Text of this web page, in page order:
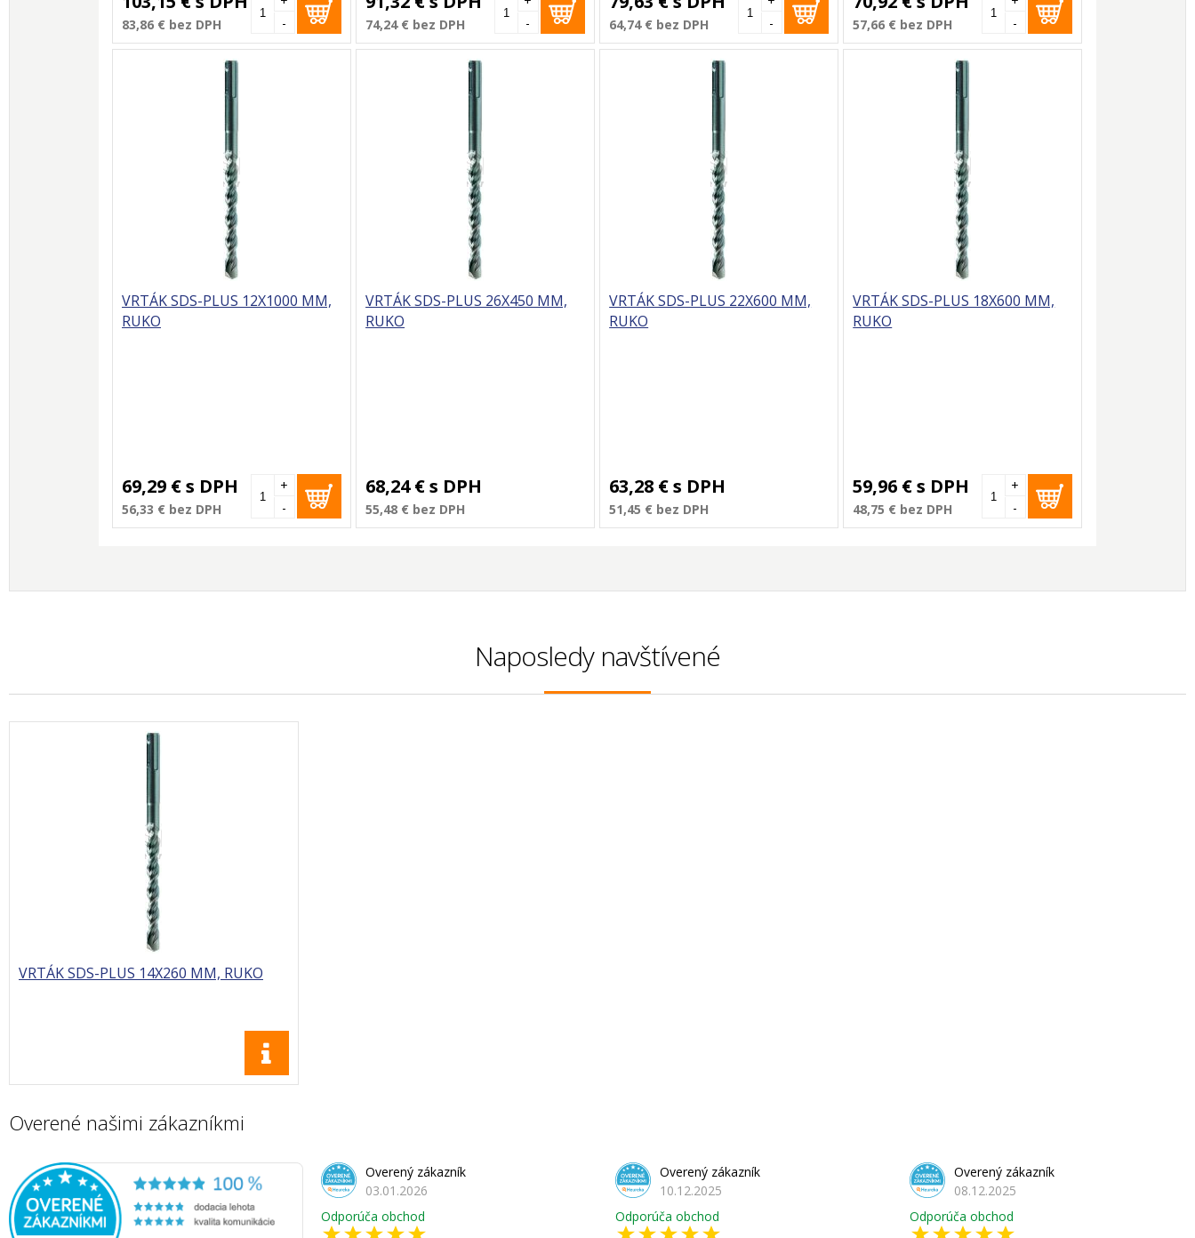
83,86 € bez DPH - 74,24 € bez DPH - 64,74 € bez DPH - 57,66 € bez DPH -
VRTÁK SDS-PLUS 12X1000 MM,
RUKO
69,29 €s DPH
56,33 € bez DPH -
+
VRTÁK SDS-PLUS 26X450 MM,
RUKO
68,24 €s DPH
55,48 € bez DPH
VRTÁK SDS-PLUS 22X600 MM,
RUKO
63,28 €s DPH
51,45 € bez DPH
VRTÁK SDS-PLUS 18X600 MM,
RUKO
59,96 €s DPH
48,75 € bez DPH -
+
Naposledy navštívené
VRTÁK SDS-PLUS 14X260 MM, RUKO
Overené našimi zákazníkmi
Overený zákazník
03.01.2026
Odporúča obchod
Overený zákazník
10.12.2025
Odporúča obchod
Overený zákazník
08.12.2025
Odporúča obchod